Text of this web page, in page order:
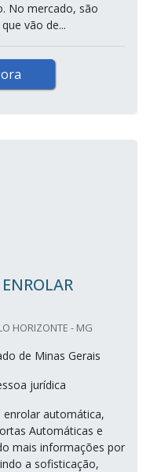
No mercado, são
vão de...
HORIZONTE - MG
de Minas Gerais
jurídica
automática,
Automáticas e
mais informações por
a sofisticação,